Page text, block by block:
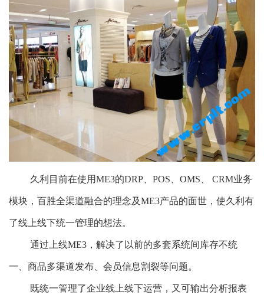
久利目前在使用ME3的DRP、 POS 、OMS、 CRM业务
模块，百胜全渠道融合的理念及ME3产品的面世，使久利有
了线上线下统一管理的想法。
通过上线ME3，解决了以前的多套系统间库存不统
一、商品多渠道发布、会员信息割裂等问题。
既统一管理了企业线上线下运营，又可输出分析报表